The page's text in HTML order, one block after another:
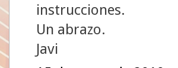
instrucciones.
Un abrazo.
Javi